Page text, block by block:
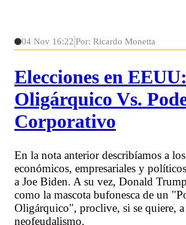
04 Nov 16:22 Por: Ricardo Monetta
Elecciones en
Oligárquico Vs.
Corporativo
En la nota anterior describíamos a los
económicos, empresariales y
a Joe Biden. A su vez, Donald
como la mascota bufonesca de un
Oligárquico", proclive, si se quiere,
neofeudalismo.